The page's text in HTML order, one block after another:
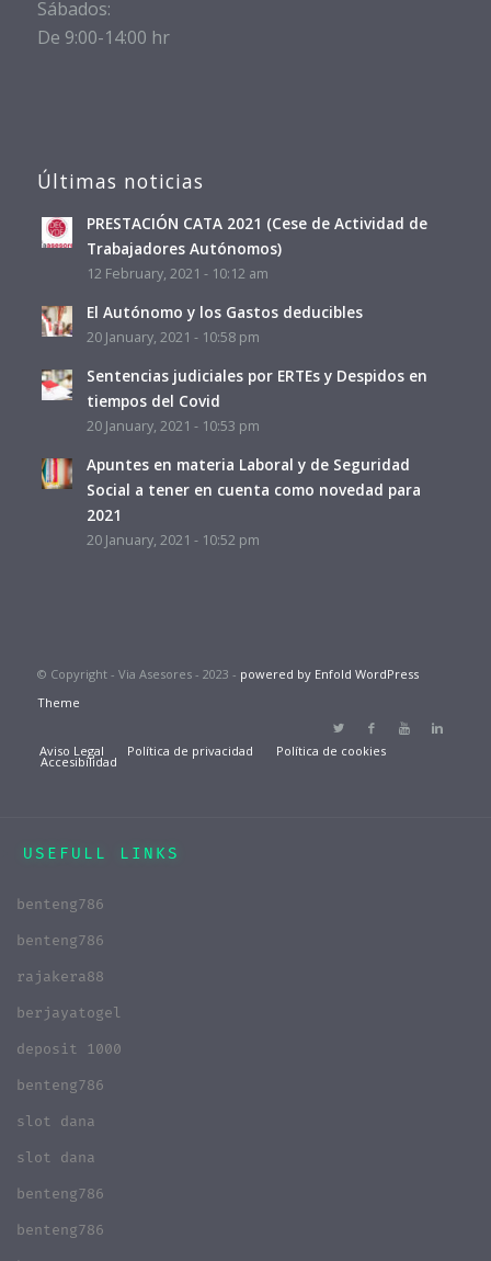
Sábados:
De 9:00-14:00 hr
Últimas noticias
PRESTACIÓN CATA 2021 (Cese de Actividad de
Trabajadores Autónomos)
12 February, 2021 - 10:12 am
El Autónomo y los Gastos deducibles
20 January, 2021 - 10:58 pm
Sentencias judiciales por ERTEs y Despidos en
tiempos del Covid
20 January, 2021 - 10:53 pm
Apuntes en materia Laboral y de Seguridad
Social a tener en cuenta como novedad para
2021
20 January, 2021 - 10:52 pm
© Copyright - Via Asesores - 2023 - powered by Enfold WordPress
Theme
Aviso Legal Política de privacidad Política de cookies
Accesibilidad
USEFULL LINKS
benteng786
benteng786
rajakera88
berjayatogel
deposit 1000
benteng786
slot dana
slot dana
benteng786
benteng786